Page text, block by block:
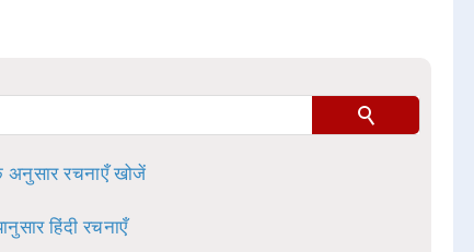
अनुसार रचनाएँ खोजें
हिंदी रचनाएँ
खोजें
है।